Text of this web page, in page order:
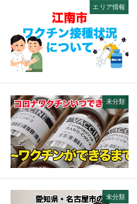
エリア情報
未分類
未分類